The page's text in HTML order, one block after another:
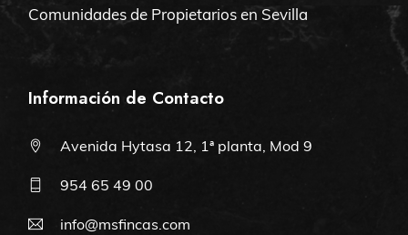
Comunidades de Propietarios en Sevilla
Información de Contacto
Avenida Hytasa 12, 1ª planta, Mod 9
954 65 49 00
info@msfincas.com